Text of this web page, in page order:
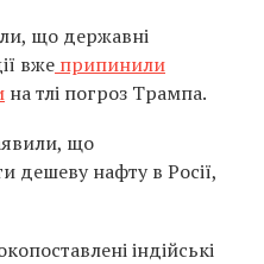
що державні
вже припинили
на тлі погроз Трампа.
що
дешеву нафту в Росії,
індійські